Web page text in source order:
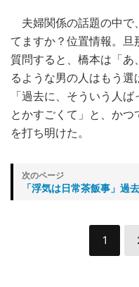
夫婦関係の話題の中で
てますか？位置情報。旦
質問すると、橋本は「あ
るような男の人はもう
「過去に、そういう人
とかすごくて」と、か
を打ち明けた。
「浮気は日常茶飯事」過
1